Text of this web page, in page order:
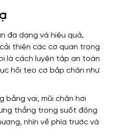
đa dạng và hiệu quả,
thiện các cơ quan trọng
là cách luyện tập an toàn
hồi teo cơ bắp chân như
bằng vai, mũi chân hơi
thẳng trong suốt động
nhìn về phía trước và